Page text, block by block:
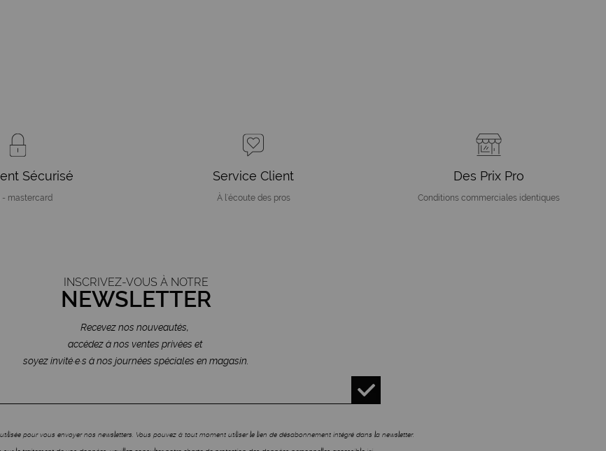
Sécurisé
- mastercard
Service Client
À l'écoute des pros
Des Prix Pro
Conditions commerciales identiques
INSCRIVEZ-VOUS À NOTRE
NEWSLETTER
Recevez nos nouveautés,
accédez à nos ventes privées et
soyez invité·e·s à nos journées spéciales en magasin.
pour vous envoyer nos newsletters. Vous pouvez à tout moment utiliser le lien de désabonnement intégré dans la newsletter.